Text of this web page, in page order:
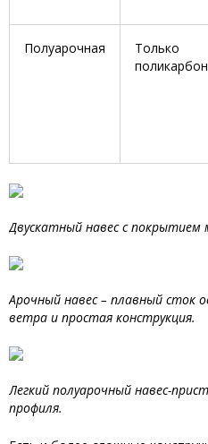
Полуарочная
Только
Двускатный навес с покрытием
Арочный навес – плавный сток
ветра и простая конструкция.
Легкий полуарочный навес-
профиля.